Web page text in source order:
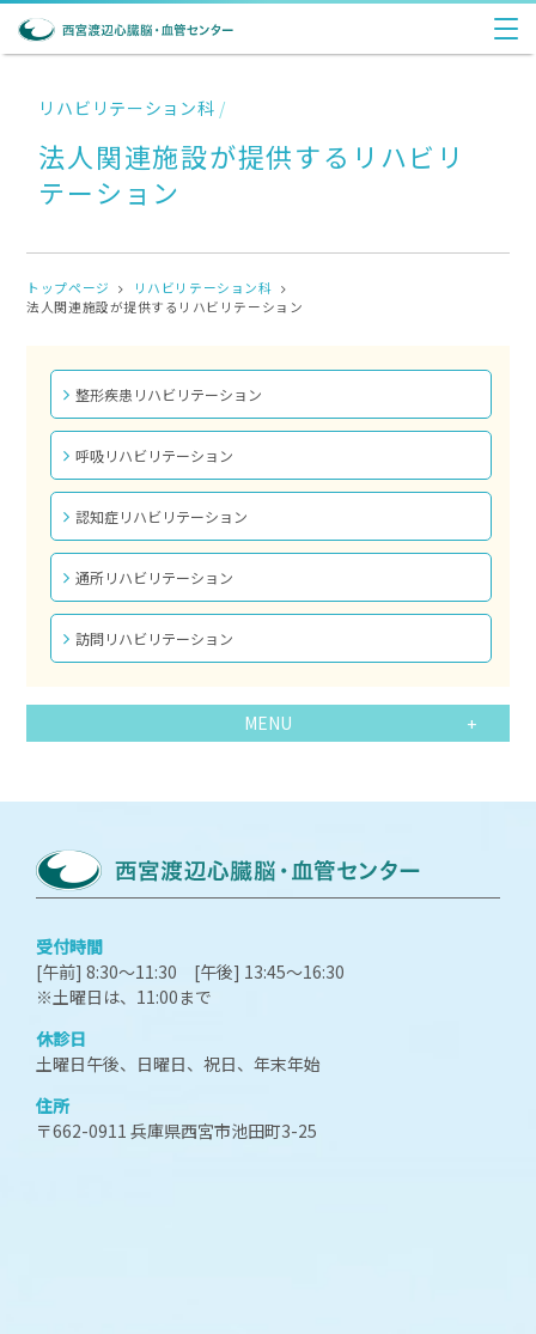
リハビリテーション科 /
法人関連施設が提供するリハビリ
テーション
トップページ
リハビリテーション科
法人関連施設が提供するリハビリテーション
整形疾患リハビリテーション
呼吸リハビリテーション
認知症リハビリテーション
通所リハビリテーション
訪問リハビリテーション
MENU
受付時間
[午前] 8:30～11:30 [午後] 13:45～16:30
※土曜日は、11:00まで
休診日
土曜日午後、日曜日、祝日、年末年始
住所
〒662-0911 兵庫県西宮市池田町3-25